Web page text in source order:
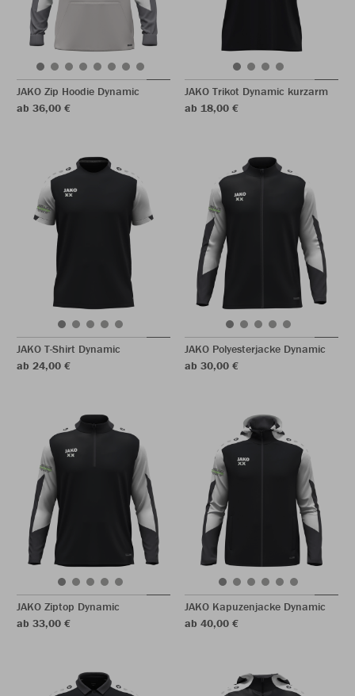
JAKO Zip Hoodie Dynamic
ab 36,00 €
JAKO Trikot Dynamic kurzarm
ab 18,00 €
JAKO T-Shirt Dynamic
ab 24,00 €
JAKO Polyesterjacke Dynamic
ab 30,00 €
JAKO Ziptop Dynamic
ab 33,00 €
JAKO Kapuzenjacke Dynamic
ab 40,00 €